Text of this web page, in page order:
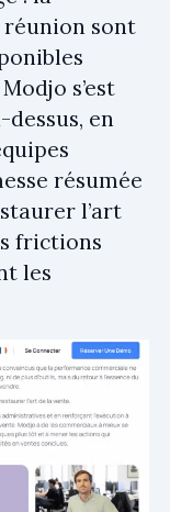
sont
s’est
en
résumée
l’art
frictions
les